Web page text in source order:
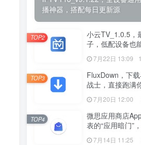
播神器，搭配每日更新源
小云TV_1.0.5，
子，低配设备也
7月22日 13:09
TOP2
FluxDown，下
战士，直接跑满
7月20日 12:00
TOP3
微思应用商店
表的“应用暗门”
没发现
7月14日 11:25
TOP4